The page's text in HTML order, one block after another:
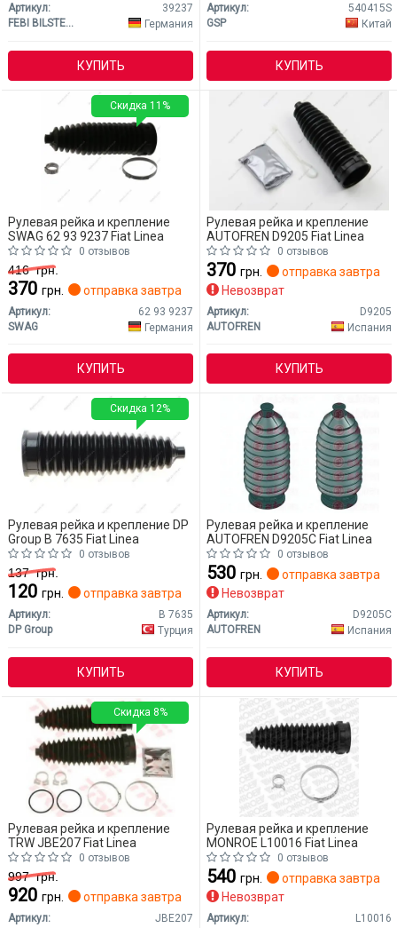
Артикул:
39237
FEBI BILSTEIN
Германия
КУПИТЬ
Артикул:
540415S
GSP
Китай
КУПИТЬ
Рулевая рейка и крепление
SWAG 62 93 9237 Fiat Linea
0 отзывов
416грн.
370 грн. отправка завтра
Артикул:
62 93 9237
SWAG
Германия
КУПИТЬ
Скидка 11%
Рулевая рейка и крепление
AUTOFREN D9205 Fiat Linea
0 отзывов
370 грн.
отправка завтра
Невозврат
Артикул:
D9205
AUTOFREN
Испания
КУПИТЬ
Рулевая рейка и крепление DP
Group B 7635 Fiat Linea
0 отзывов
137грн.
120 грн. отправка завтра
Артикул:
B 7635
DP Group
Турция
КУПИТЬ
Скидка 12%
Рулевая рейка и крепление
AUTOFREN D9205C Fiat Linea
0 отзывов
530 грн.
отправка завтра
Невозврат
Артикул:
D9205C
AUTOFREN
Испания
КУПИТЬ
Рулевая рейка и крепление
TRW JBE207 Fiat Linea
0 отзывов
997грн.
920 грн. отправка завтра
Артикул:
JBE207
Скидка 8%
Рулевая рейка и крепление
MONROE L10016 Fiat Linea
0 отзывов
540 грн.
отправка завтра
Невозврат
Артикул:
L10016